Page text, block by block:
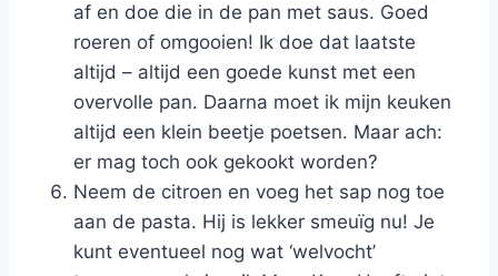
af en doe die in de pan met saus. Goed
roeren of omgooien! Ik doe dat laatste
altijd – altijd een goede kunst met een
overvolle pan. Daarna moet ik mijn keuken
altijd een klein beetje poetsen. Maar ach:
er mag toch ook gekookt worden?
Neem de citroen en voeg het sap nog toe
aan de pasta. Hij is lekker smeuïg nu! Je
kunt eventueel nog wat ‘welvocht’